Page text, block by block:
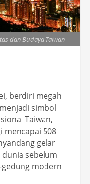
dan Budaya Taiwan
berdiri megah
simbol
Taiwan,
mencapai 508
gelar
sebelum
modern